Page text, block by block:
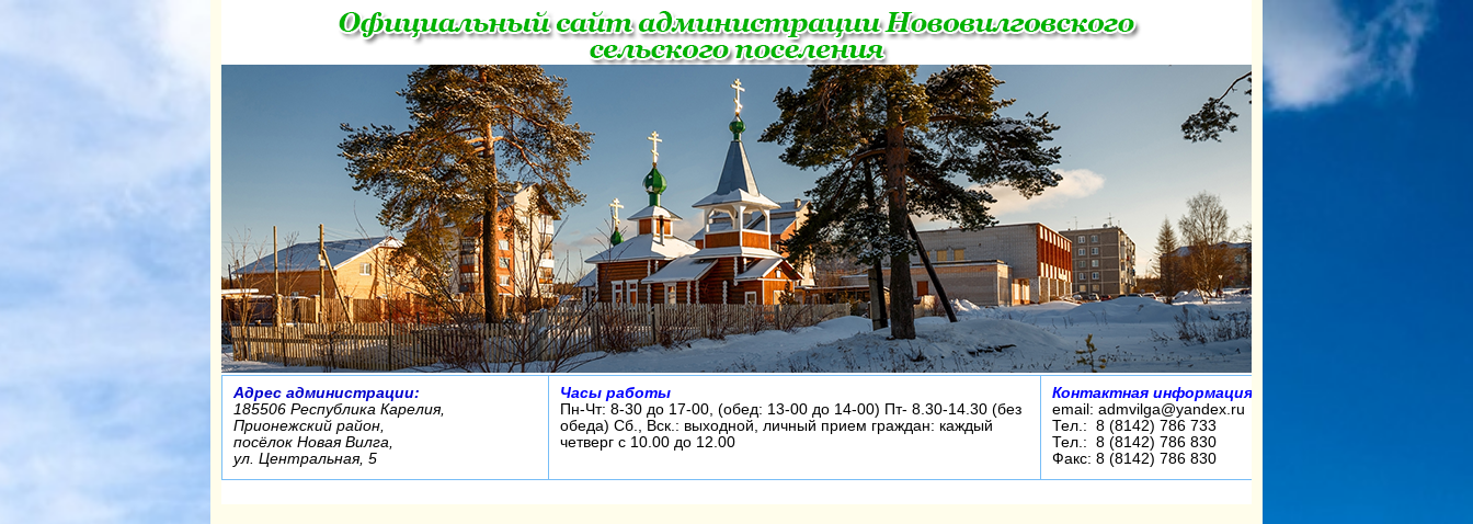
Адрес администрации:
185506 Республика Карелия,
Прионежский район,
посёлок Новая Вилга,
ул. Центральная, 5
Часы работы
Пн-Чт: 8-30 до 17-00, (обед: 13-00 до 14-00) Пт- 8.30-14.30 (без
обеда) Сб., Вск.: выходной, личный прием граждан: каждый
четверг с 10.00 до 12.00
Контактная информация:
email: admvilga@yandex.ru
Тел.: 8 (8142) 786 733
Тел.: 8 (8142) 786 830
Факс: 8 (8142) 786 830